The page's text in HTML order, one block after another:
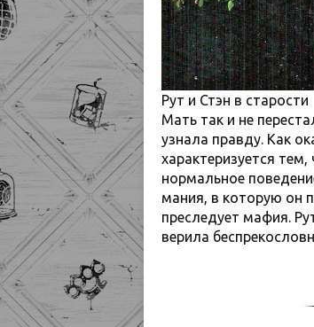
Рут и Стэн в старости
Мать так и не
узнала правду. Как
характеризуется
нормальное
мания, в которую он
преследует мафия.
верила